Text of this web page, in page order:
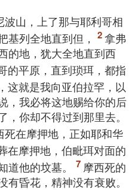
波山，上了那与耶利哥相
基列全地直到但，
拿弗
的地，犹大全地直到西
的平原，直到琐珥，都指
这就是我向亚伯拉罕，以
，我必将这地赐给你的后
你却不得过到那里去。
在摩押地，正如耶和华
在摩押地，伯毗珥对面的
他的坟墓。
摩西死的
昏花，精神没有衰败。